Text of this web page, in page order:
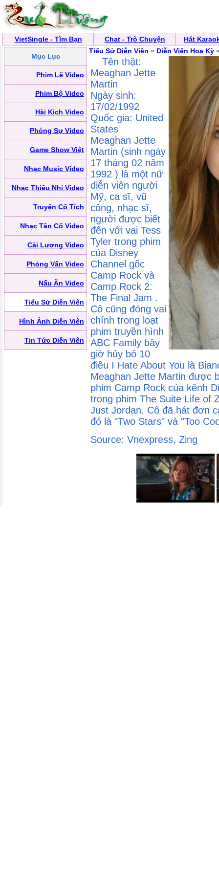
VietSingle - Tìm Bạn Chat - Trò Chuyện Hát
Mục Lục
Phim Lẽ Video
Phim Bộ Video
Hài Kịch Video
Phóng Sự Video
Game Show Việt
Nhạc Music Video
Nhạc Thiếu Nhi Video
Truyện Cổ Tích
Nhạc Tân Cổ Video
Cải Lương Video
Phỏng Vấn Video
Nấu Ăn Video
Tiểu Sử Diễn Viên
Hình Ảnh Diễn Viên
Tin Tức Diễn Viên
Tiểu Sử Diễn Viên » Diễn Viên Hoa Kỳ
Tên thật:
Meaghan Jette
Martin
Ngày sinh:
17/02/1992
Quốc gia: United
States
Meaghan Jette
Martin (sinh ngày
17 tháng 02 năm
1992 ) là một nữ
diễn viên người
Mỹ, ca sĩ, vũ
công, nhạc sĩ,
người được biết
đến với vai Tess
Tyler trong phim
của Disney
Channel gốc
Camp Rock và
Camp Rock 2:
The Final Jam .
Cô cũng đóng vai
chính trong loạt
phim truyền hình
ABC Family bây
giờ hủy bỏ 10
điều I Hate About You là
Meaghan Jette Martin được
phim Camp Rock của kênh
trong phim The Suite Life of
Just Jordan. Cô đã hát đơn
đó là "Two Stars" và "Too
Source: Vnexpress, Zing